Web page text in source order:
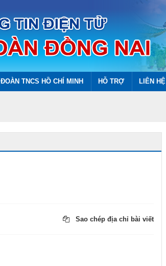
ĐOÀN TNCS HỒ CHÍ MINH HỖ TRỢ LIÊN HỆ
Sao chép địa chỉ bài viết